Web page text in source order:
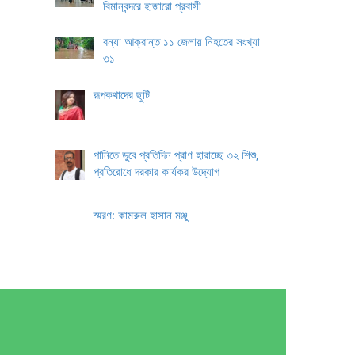
বিমানবন্দরে হাজারো প্রবাসী
বন্যা আক্রান্ত ১১ জেলায় নিহতের সংখ্যা
৩১
রূপকথাদের ছুটি
পানিতে ডুবে প্রতিদিন প্রাণ হারাচ্ছে ৩২ শিশু,
প্রতিরোধে দরকার কার্যকর উদ্যোগ
স্মরণ: কামরুল হাসান মঞ্জু